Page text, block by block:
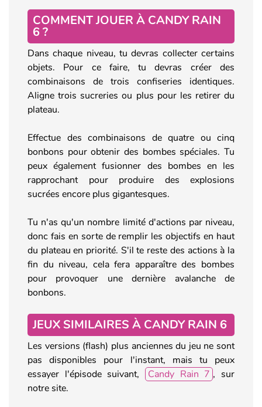
COMMENT JOUER À CANDY RAIN
6 ?
Dans chaque niveau, tu devras collecter certains
objets. Pour ce faire, tu devras créer des
combinaisons de trois confiseries identiques.
Aligne trois sucreries ou plus pour les retirer du
plateau.
Effectue des combinaisons de quatre ou cinq
bonbons pour obtenir des bombes spéciales. Tu
peux également fusionner des bombes en les
rapprochant pour produire des explosions
sucrées encore plus gigantesques.
Tu n'as qu'un nombre limité d'actions par niveau,
donc fais en sorte de remplir les objectifs en haut
du plateau en priorité. S'il te reste des actions à la
fin du niveau, cela fera apparaître des bombes
pour provoquer une dernière avalanche de
bonbons.
JEUX SIMILAIRES À CANDY RAIN 6
Les versions (flash) plus anciennes du jeu ne sont
pas disponibles pour l'instant, mais tu peux
essayer l'épisode suivant,
Candy Rain 7 , sur
notre site.